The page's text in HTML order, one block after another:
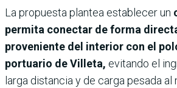
La propuesta plantea establecer un
permita conectar de forma
proveniente del interior con el
portuario de Villeta, evitando el
larga distancia y de carga pesada al